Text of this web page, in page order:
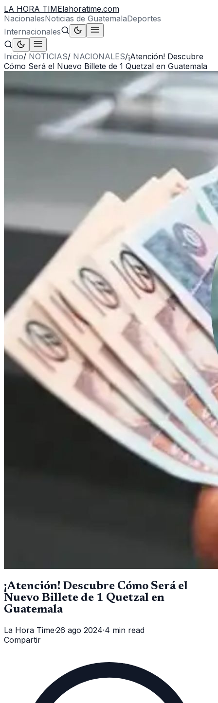
LA HORA TIMElahoratime.com
NacionalesNoticias de GuatemalaDeportes
Internacionales
Inicio/ NOTICIAS/ NACIONALES/¡Atención! Descubre
Cómo Será el Nuevo Billete de 1 Quetzal en Guatemala
¡Atención! Descubre Cómo Será el
Nuevo Billete de 1 Quetzal en
Guatemala
La Hora Time·26 ago 2024·4 min read
Compartir